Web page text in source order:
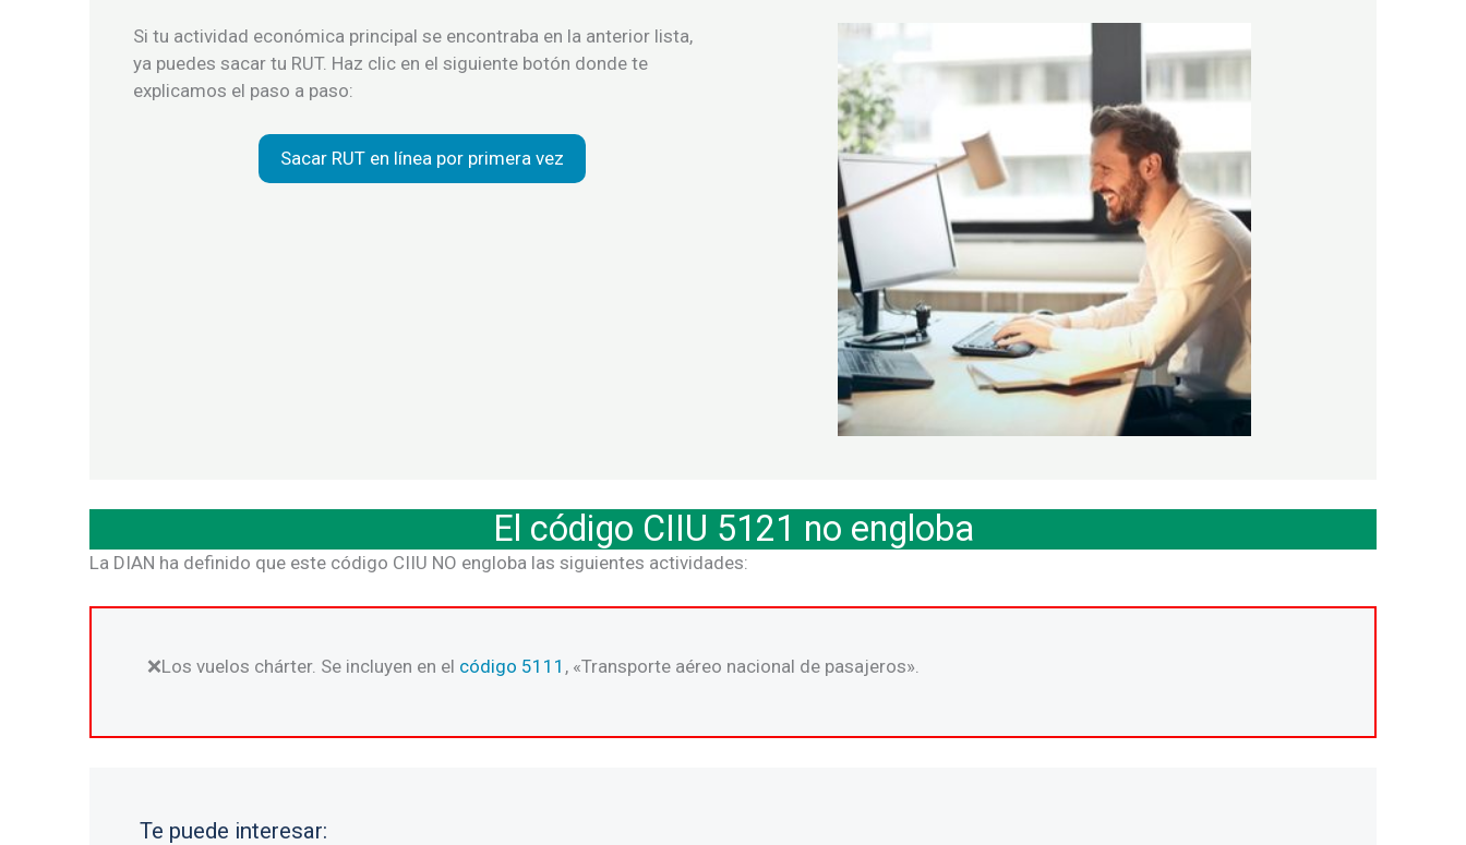
Si tu actividad económica principal se encontraba en la anterior lista,
ya puedes sacar tu RUT. Haz clic en el siguiente botón donde te
explicamos el paso a paso:
Sacar RUT en línea por primera vez
El código CIIU 5121 no engloba
La DIAN ha definido que este código CIIU NO engloba las siguientes actividades:
Los vuelos chárter. Se incluyen en el código 5111 , «Transporte aéreo nacional de pasajeros».
Te puede interesar: